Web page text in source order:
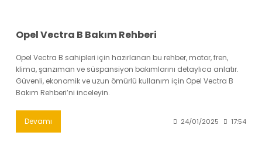
Opel Vectra B Bakım Rehberi
Opel Vectra B sahipleri için hazırlanan bu rehber, motor, fren,
klima, şanzıman ve süspansiyon bakımlarını detaylıca anlatır.
Güvenli, ekonomik ve uzun ömürlü kullanım için Opel Vectra B
Bakım Rehberi’ni inceleyin.
Devamı 24/01/2025 17:54